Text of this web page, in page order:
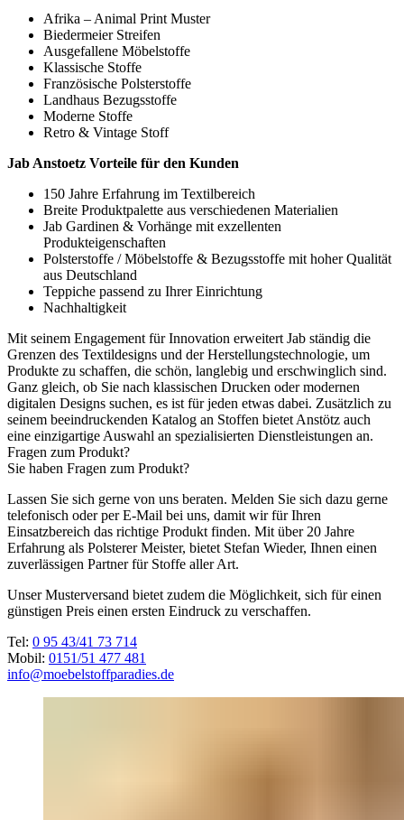
Afrika – Animal Print Muster
Biedermeier Streifen
Ausgefallene Möbelstoffe
Klassische Stoffe
Französische Polsterstoffe
Landhaus Bezugsstoffe
Moderne Stoffe
Retro & Vintage Stoff
Jab Anstoetz Vorteile für den Kunden
150 Jahre Erfahrung im Textilbereich
Breite Produktpalette aus verschiedenen Materialien
Jab Gardinen & Vorhänge mit exzellenten
Produkteigenschaften
Polsterstoffe / Möbelstoffe & Bezugsstoffe mit hoher Qualität
aus Deutschland
Teppiche passend zu Ihrer Einrichtung
Nachhaltigkeit
Mit seinem Engagement für Innovation erweitert Jab ständig die
Grenzen des Textildesigns und der Herstellungstechnologie, um
Produkte zu schaffen, die schön, langlebig und erschwinglich sind.
Ganz gleich, ob Sie nach klassischen Drucken oder modernen
digitalen Designs suchen, es ist für jeden etwas dabei. Zusätzlich zu
seinem beeindruckenden Katalog an Stoffen bietet Anstötz auch
eine einzigartige Auswahl an spezialisierten Dienstleistungen an.
Fragen zum Produkt?
Sie haben Fragen zum Produkt?
Lassen Sie sich gerne von uns beraten. Melden Sie sich dazu gerne
telefonisch oder per E-Mail bei uns, damit wir für Ihren
Einsatzbereich das richtige Produkt finden. Mit über 20 Jahre
Erfahrung als Polsterer Meister, bietet Stefan Wieder, Ihnen einen
zuverlässigen Partner für Stoffe aller Art.
Unser Musterversand bietet zudem die Möglichkeit, sich für einen
günstigen Preis einen ersten Eindruck zu verschaffen.
Tel: 0 95 43/41 73 714
Mobil: 0151/51 477 481
info@moebelstoffparadies.de